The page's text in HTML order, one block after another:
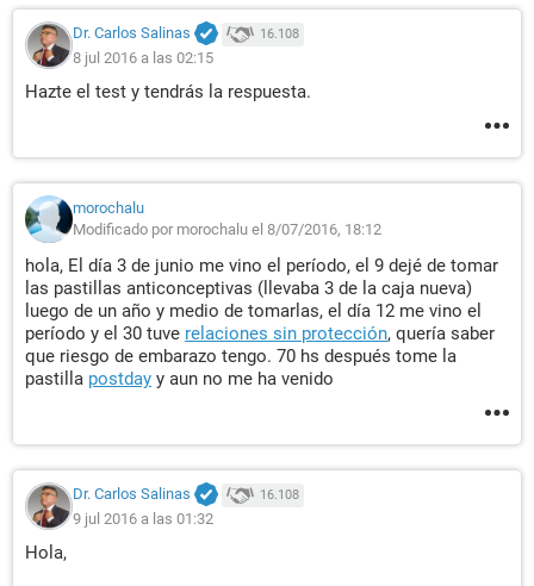
Dr. Carlos Salinas 16.108
8 jul 2016 a las 02:15
Hazte el test y tendrás la respuesta.
morochalu
Modificado por morochalu el 8/07/2016, 18:12
hola, El día 3 de junio me vino el período, el 9 dejé de tomar
las pastillas anticonceptivas (llevaba 3 de la caja nueva)
luego de un año y medio de tomarlas, el día 12 me vino el
período y el 30 tuve relaciones sin protección, quería saber
que riesgo de embarazo tengo. 70 hs después tome la
pastilla postday y aun no me ha venido
Dr. Carlos Salinas 16.108
9 jul 2016 a las 01:32
Hola,